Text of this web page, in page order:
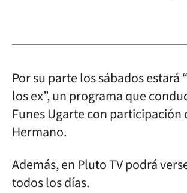
Por su parte los sábados estará
los ex”, un programa que
Funes Ugarte con participación
Hermano.
Además, en Pluto TV podrá
todos los días.